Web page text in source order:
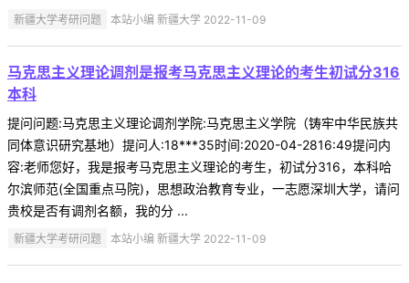
新疆大学考研问题 本站小编 新疆大学 2022-11-09
马克思主义理论调剂是报考马克思主义理论的考生初试分316
本科
提问问题:马克思主义理论调剂学院:马克思主义学院（铸牢中华民族共
同体意识研究基地）提问人:18***35时间:2020-04-2816:49提问内
容:老师您好，我是报考马克思主义理论的考生，初试分316，本科哈
尔滨师范(全国重点马院)，思想政治教育专业，一志愿深圳大学，请问
贵校是否有调剂名额，我的分 ...
新疆大学考研问题 本站小编 新疆大学 2022-11-09